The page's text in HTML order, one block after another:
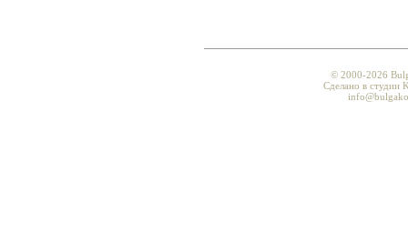
© 2000-2026
Сделано в студии